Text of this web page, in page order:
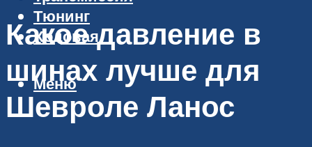
Тюнинг
Ходовая
Меню
Какое давление в
шинах лучше для
Шевроле Ланос